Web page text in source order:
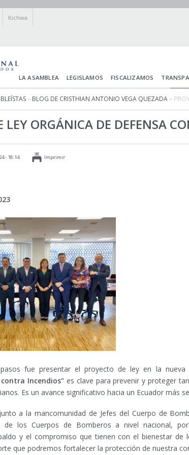
Kichwa
LA ASAMBLEA LEGISLAMOS FISCALIZAMOS
» BLOG DE CRISTHIAN ANTONIO VEGA QUEZADA »
LEY ORGÁNICA DE DEFENSA
- 18:14 Imprimir
fue presentar el proyecto de ley en la nueva
Incendios"es clave para prevenir y proteger
Es un avance significativo hacia un Ecuador más
a la mancomunidad de Jefes del Cuerpo de
de los Cuerpos de Bomberos a nivel nacional,
y el compromiso que tienen con el bienestar de
que podremos fortalecer la protección de nuestra